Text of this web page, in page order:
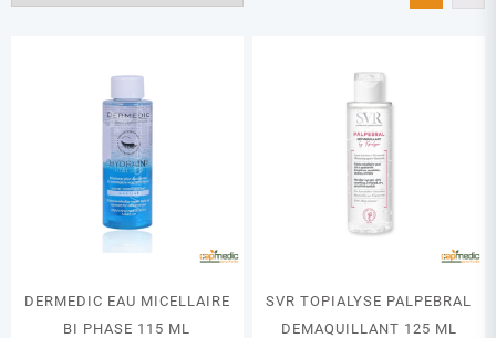
DERMEDIC EAU MICELLAIRE
BI PHASE 115 ML
SVR TOPIALYSE PALPEBRAL
DEMAQUILLANT 125 ML